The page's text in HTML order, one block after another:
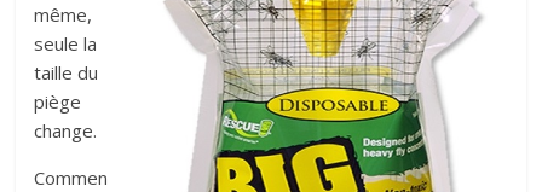
même,
seule la
taille du
piège
change.
Commen